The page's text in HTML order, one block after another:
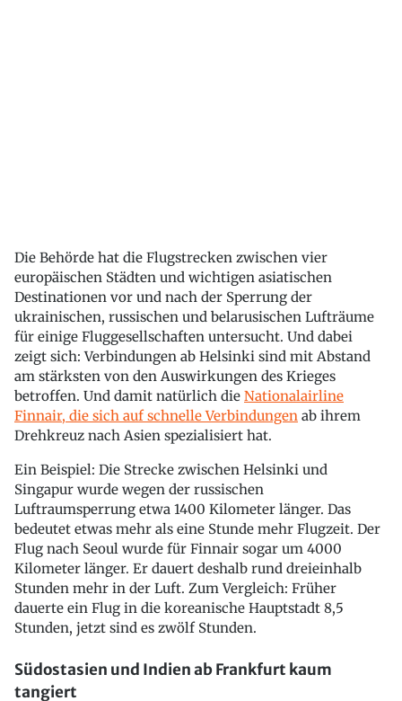
Die Behörde hat die Flugstrecken zwischen vier
europäischen Städten und wichtigen asiatischen
Destinationen vor und nach der Sperrung der
ukrainischen, russischen und belarusischen Lufträume
für einige Fluggesellschaften untersucht. Und dabei
zeigt sich: Verbindungen ab Helsinki sind mit Abstand
am stärksten von den Auswirkungen des Krieges
betroffen. Und damit natürlich die Nationalairline
Finnair, die sich auf schnelle Verbindungen ab ihrem
Drehkreuz nach Asien spezialisiert hat.
Ein Beispiel: Die Strecke zwischen Helsinki und
Singapur wurde wegen der russischen
Luftraumsperrung etwa 1400 Kilometer länger. Das
bedeutet etwas mehr als eine Stunde mehr Flugzeit. Der
Flug nach Seoul wurde für Finnair sogar um 4000
Kilometer länger. Er dauert deshalb rund dreieinhalb
Stunden mehr in der Luft. Zum Vergleich: Früher
dauerte ein Flug in die koreanische Hauptstadt 8,5
Stunden, jetzt sind es zwölf Stunden.
Südostasien und Indien ab Frankfurt kaum
tangiert